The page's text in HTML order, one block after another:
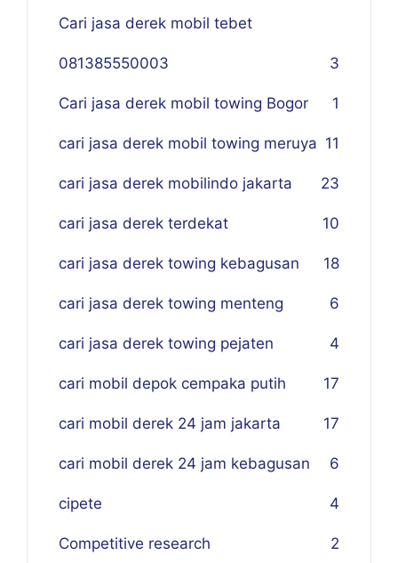
Cari jasa derek mobil tebet
081385550003 3
Cari jasa derek mobil towing Bogor 1
cari jasa derek mobil towing meruya 11
cari jasa derek mobilindo jakarta 23
cari jasa derek terdekat 10
cari jasa derek towing kebagusan 18
cari jasa derek towing menteng 6
cari jasa derek towing pejaten 4
cari mobil depok cempaka putih 17
cari mobil derek 24 jam jakarta 17
cari mobil derek 24 jam kebagusan 6
cipete 4
Competitive research 2